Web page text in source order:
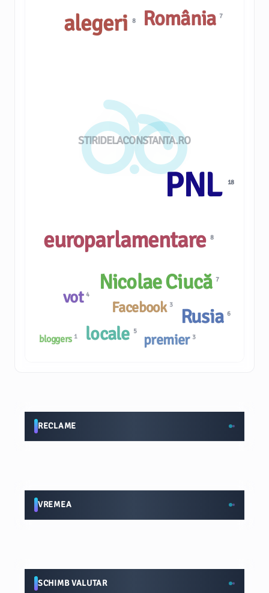
STIRIDELACONSTANTA.RO
locale 5
bloggers 1
vot4 Nicolae Ciucă7
premier 3
europarlamentare8
Facebook 3
PNL 18
Rusia6
alegeri 8 România7
RECLAME
VREMEA
SCHIMB VALUTAR